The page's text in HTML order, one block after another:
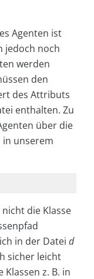
Agenten ist
jedoch noch
werden
den
des Attributs
enthalten. Zu
über die
in unserem
die Klasse
in der Datei d
sicher leicht
z. B. in